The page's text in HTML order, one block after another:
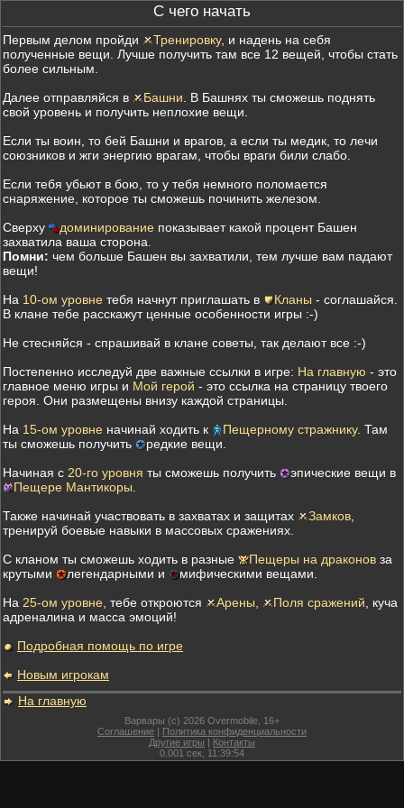
С чего начать
Первым делом пройди Тренировку, и надень на себя
полученные вещи. Лучше получить там все 12 вещей, чтобы стать
более сильным.
Далее отправляйся в
Башни . В Башнях ты сможешь поднять
свой уровень и получить неплохие вещи.
Если ты воин, то бей Башни и врагов, а если ты медик, то лечи
союзников и жги энергию врагам, чтобы враги били слабо.
Если тебя убьют в бою, то у тебя немного поломается
снаряжение, которое ты сможешь починить железом.
Сверху
доминирование показывает какой процент Башен
захватила ваша сторона.
Помни: чем больше Башен вы захватили, тем лучше вам падают
вещи!
На 10-ом уровне тебя начнут приглашать в Кланы - соглашайся.
В клане тебе расскажут ценные особенности игры :-)
Не стесняйся - спрашивай в клане советы, так делают все :-)
Постепенно исследуй две важные ссылки в игре: На главную - это
главное меню игры и Мой герой - это ссылка на страницу твоего
героя. Они размещены внизу каждой страницы.
На 15-ом уровне начинай ходить к Пещерному стражнику. Там
ты сможешь получить
редкие вещи.
Начиная с 20-го уровня ты сможешь получить
эпические вещи в
Пещере Мантикоры
Также начинай участвовать в захватах и защитах
Замков
тренируй боевые навыки в массовых сражениях.
С кланом ты сможешь ходить в разные
Пещеры на драконов за
крутыми
легендарными и
мифическими вещами.
На 25-ом уровне , тебе откроются Арены, Поля сражений , куча
адреналина и масса эмоций!
Подробная помощь по игре
Новым игрокам
На главную
Варвары (c) 2026 Overmobile, 16+
Соглашение | Политика конфиденциальности
Другие игры | Контакты
0.001 сек, 11:39:54